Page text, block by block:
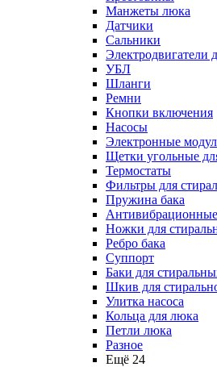
Манжеты люка
Датчики
Сальники
Электродвигатели
УБЛ
Шланги
Ремни
Кнопки включения
Насосы
Электронные
Щетки угольные
Термостаты
Фильтры для
Пружина бака
Ножки для
Ребро бака
Суппорт
Баки для
Шкив для
Улитка насоса
Кольца для люка
Петли люка
Разное
Ещё 24